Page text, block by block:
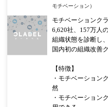
モチベーション）
モチベーションク
6,620社、157万人
組織状態を診断し
国内初の組織改善
【特徴】
・モチベーション
然
・モチベーション